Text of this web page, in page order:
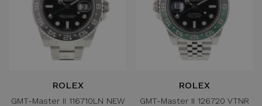
ROLEX
GMT-Master II 116710LN NEW
ROLEX
GMT-Master II 126720 VTNR